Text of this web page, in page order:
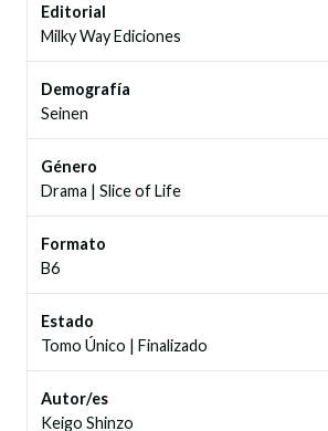
Editorial
Milky Way Ediciones
Demografía
Seinen
Género
Drama | Slice of Life
Formato
B6
Estado
Tomo Único | Finalizado
Autor/es
Keigo Shinzo